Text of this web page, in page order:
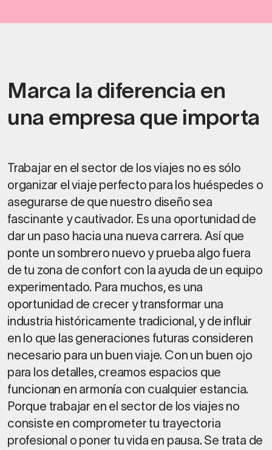
Marca la diferencia en
una empresa que importa
Trabajar en el sector de los viajes no es sólo
organizar el viaje perfecto para los huéspedes o
asegurarse de que nuestro diseño sea
fascinante y cautivador. Es una oportunidad de
dar un paso hacia una nueva carrera. Así que
ponte un sombrero nuevo y prueba algo fuera
de tu zona de confort con la ayuda de un equipo
experimentado. Para muchos, es una
oportunidad de crecer y transformar una
industria históricamente tradicional, y de influir
en lo que las generaciones futuras consideren
necesario para un buen viaje. Con un buen ojo
para los detalles, creamos espacios que
funcionan en armonía con cualquier estancia.
Porque trabajar en el sector de los viajes no
consiste en comprometer tu trayectoria
profesional o poner tu vida en pausa. Se trata de